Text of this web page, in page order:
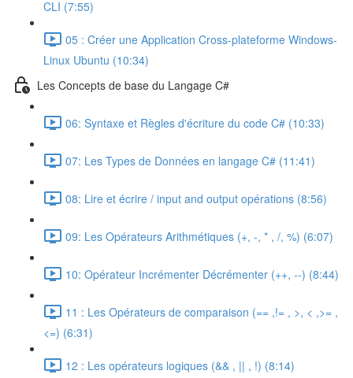
CLI (7:55)
05 : Créer une Application Cross-plateforme Windows-
Linux Ubuntu (10:34)
Les Concepts de base du Langage C#
06: Syntaxe et Règles d'écriture du code C# (10:33)
07: Les Types de Données en langage C# (11:41)
08: Lire et écrire / input and output opérations (8:56)
09: Les Opérateurs Arithmétiques (+, -, * , /, %) (6:07)
10: Opérateur Incrémenter Décrémenter (++, --) (8:44)
11 : Les Opérateurs de comparaison (== ,!= , >, < ,>= ,
<=) (6:31)
12 : Les opérateurs logiques (&& , || , !) (8:14)